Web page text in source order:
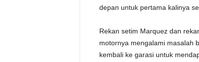
depan untuk pertama kalinya
Rekan setim Marquez dan
motornya mengalami masalah
kembali ke garasi untuk